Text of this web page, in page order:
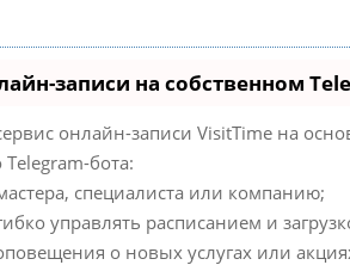
записи на собственном
онлайн-записи VisitTime на
Telegram-бота:
специалиста или компанию;
управлять расписанием и
о новых услугах или